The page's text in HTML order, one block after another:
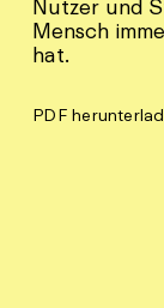
Nutzer und
Mensch
hat.
PDF